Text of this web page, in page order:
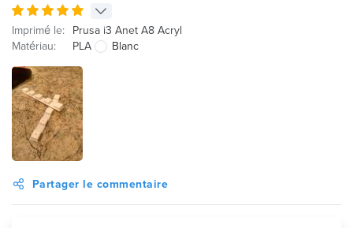
Imprimé le:
Prusa i3 Anet A8 Acryl
Matériau:
PLA Blanc
Partager le commentaire